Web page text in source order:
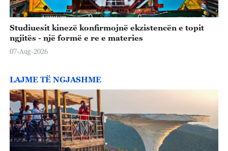
Studiuesit kinezë konfirmojnë ekzistencën e topit
ngjitës - një formë e re e materies
07-Aug-2026
LAJME TË NGJASHME